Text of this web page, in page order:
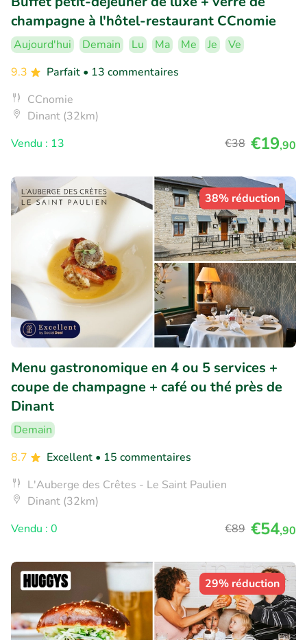
champagne à l'hôtel-restaurant CCnomie
Aujourd'hui Demain Lu Ma Me Je
Ve
9.3
Parfait • 13 commentaires
CCnomie
Dinant (32km)
Vendu : 13
€38 €19,90
38% réduction
Menu gastronomique en 4 ou 5 services +
coupe de champagne + café ou thé près de
Dinant
Demain
8.7
Excellent • 15 commentaires
L'Auberge des Crêtes - Le Saint Paulien
Dinant (32km)
Vendu : 0
€89 €54,90
29% réduction